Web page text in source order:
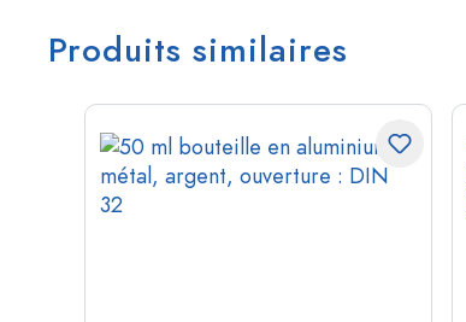
Produits similaires